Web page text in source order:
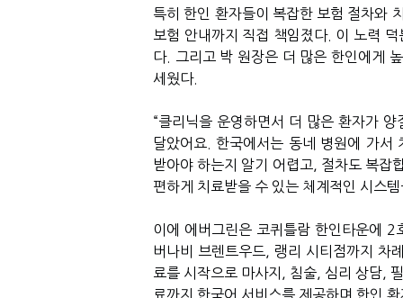
특히 한인 환자들이 복잡한 보험 절차와
보험 안내까지 직접 책임졌다. 이 노력 덕
다.
그리고 박 원장은 더 많은 한인에게
세웠다.
“클리닉을 운영하면서 더 많은 환자가
달았어요
.한국에서는 동네 병원에 가서
받아야 하는지 알기 어렵고
절차도 복잡
편하게 치료받을 수 있는 체계적인 시스
이에 에버그린은 코퀴틀람 한인타운에 2
버나비 브렌트우드
랭리 시티점까지 차
료를 시작으로 마사지
침술 심리 상담
료까지 한국어 서비스를 제공하며 한인